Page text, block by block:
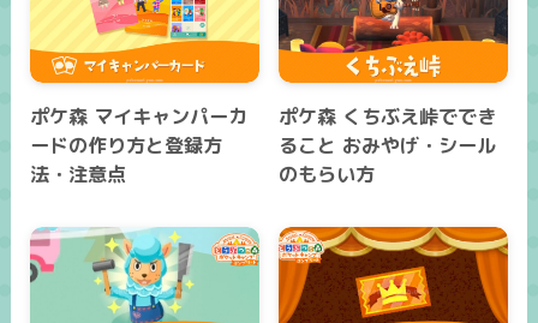
ポケ森 マイキャンパーカ
ードの作り方と登録方
法・注意点
ポケ森 くちぶえ峠ででき
ること おみやげ・シール
のもらい方